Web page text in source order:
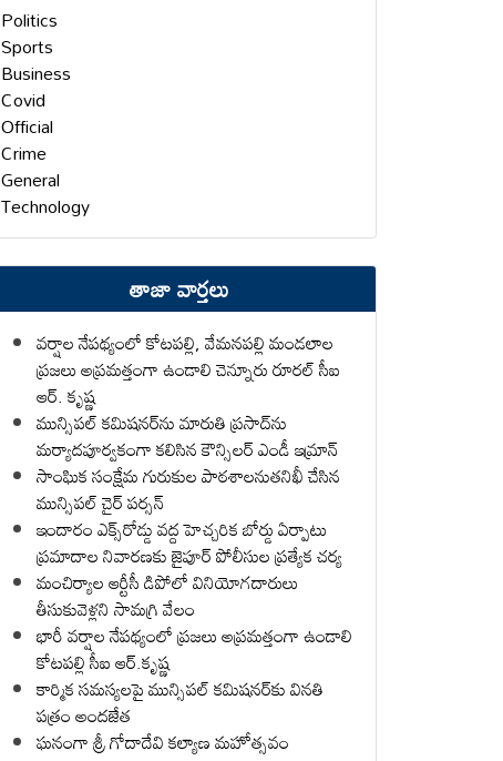
Politics
Sports
Business
Covid
Official
Crime
General
Technology
తాజా వార్తలు
వర్షాల నేపథ్యంలో కోటపల్లి, వేమనపల్లి మండలాల
ప్రజలు అప్రమత్తంగా ఉండాలి చెన్నూరు రూరల్ సీఐ
ఆర్. కృష్ణ
మున్సిపల్ కమిషనర్‌ను మారుతి ప్రసాద్‌ను
మర్యాదపూర్వకంగా కలిసిన కౌన్సిలర్ ఎండీ ఇమ్రాన్ ​
సాంఘిక సంక్షేమ గురుకుల పాఠశాలనుతనిఖీ చేసిన
మున్సిపల్ చైర్ పర్సన్
ఇందారం ఎక్స్‌రోడ్డు వద్ద హెచ్చరిక బోర్డు ఏర్పాటు
ప్రమాదాల నివారణకు జైపూర్ పోలీసుల ప్రత్యేక చర్య
మంచిర్యాల ఆర్టీసీ డిపోలో వినియోగదారులు
తీసుకువెళ్లని సామగ్రి వేలం
భారీ వర్షాల నేపథ్యంలో ప్రజలు అప్రమత్తంగా ఉండాలి
కోటపల్లి సీఐ ఆర్.కృష్ణ
కార్మిక సమస్యలపై మున్సిపల్ కమిషనర్‌కు వినతి
పత్రం అందజేత
ఘనంగా శ్రీ గోదాదేవి కల్యాణ మహోత్సవం